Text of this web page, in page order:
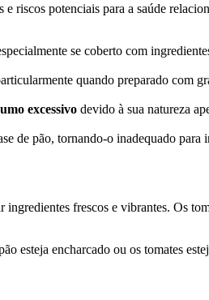
e riscos potenciais para a saúde
se coberto com
quando preparado com
excessivo devido à sua natureza
de pão, tornando-o inadequado
ingredientes frescos e vibrantes. Os
esteja encharcado ou os tomates